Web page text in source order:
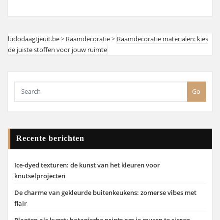
ludodaagtjeuit.be> Raamdecoratie> Raamdecoratie materialen: kies
de juiste stoffen voor jouw ruimte
Go
Recente berichten
Ice-dyed texturen: de kunst van het kleuren voor
knutselprojecten
De charme van gekleurde buitenkeukens: zomerse vibes met
flair